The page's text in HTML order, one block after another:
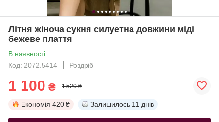
Літня жіноча сукня силуетна довжини міді
бежеве плаття
В наявності
Код: 2072.5414
Роздріб
1 100 ₴ 1 520 ₴
Економія 420 ₴ Залишилось 11 днів